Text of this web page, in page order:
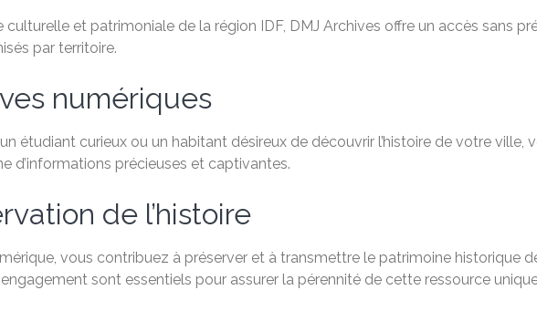
et patrimoniale de la région IDF, DMJ Archives offre un accès sans
par territoire.
numériques
étudiant curieux ou un habitant désireux de découvrir l’histoire de votre ville,
d’informations précieuses et captivantes.
de l’histoire
vous contribuez à préserver et à transmettre le patrimoine historique
sont essentiels pour assurer la pérennité de cette ressource